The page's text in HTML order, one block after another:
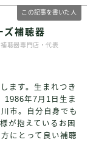
この記事を書いた人
補聴器
聴器専門店・代表
ます。生まれつき
1986年7月1日生ま
市。自分自身でも
が抱えているお困
にとって良い補聴